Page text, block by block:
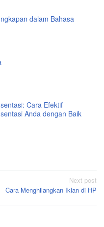
dalam Bahasa
Cara Efektif
Anda dengan Baik
Next post
Cara Menghilangkan Iklan di HP